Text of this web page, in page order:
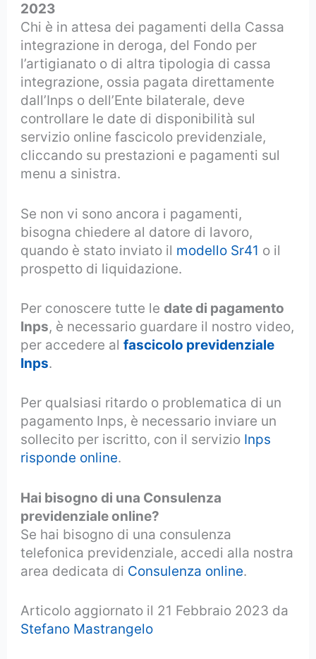
2023
Chi è in attesa dei pagamenti della Cassa
integrazione in deroga, del Fondo per
l’artigianato o di altra tipologia di cassa
integrazione, ossia pagata direttamente
dall’Inps o dell’Ente bilaterale, deve
controllare le date di disponibilità sul
servizio online fascicolo previdenziale,
cliccando su prestazioni e pagamenti sul
menu a sinistra.
Se non vi sono ancora i pagamenti,
bisogna chiedere al datore di lavoro,
quando è stato inviato il modello Sr41 o il
prospetto di liquidazione.
Per conoscere tutte ledate di pagamento
Inps, è necessario guardare il nostro video,
per accedere alfascicolo previdenziale
Inps.
Per qualsiasi ritardo o problematica di un
pagamento Inps, è necessario inviare un
sollecito per iscritto, con il servizio Inps
risponde online.
Hai bisogno di una Consulenza
previdenziale online?
Se hai bisogno di una consulenza
telefonica previdenziale, accedi alla nostra
area dedicata di Consulenza online.
Articolo aggiornato il 21 Febbraio 2023 da
Stefano Mastrangelo